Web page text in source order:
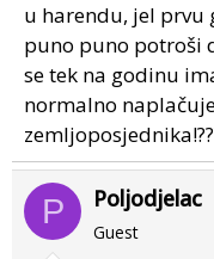
u harendu, jel prvu
puno puno potroši
se tek na godinu
normalno
P Poljodjelac
Guest